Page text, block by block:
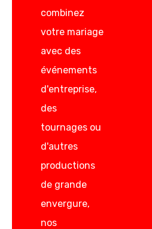
combinez
votre mariage
avec des
événements
d'entreprise,
des
tournages ou
d'autres
productions
de grande
envergure,
nos